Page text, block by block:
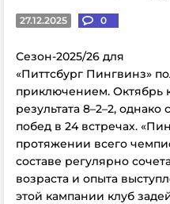
27.12.2025 0
Сезон-2025/26 для
«Питтсбург Пингвинз»
приключением. Октябрь
результата 8–2–2,
побед в 24 встречах.
протяжении всего
составе регулярно
возраста и опыта
этой кампании клуб